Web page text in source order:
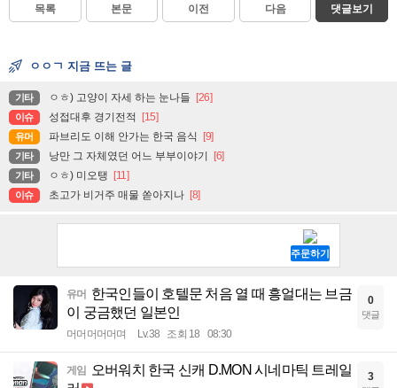
목록 본문 이전 다음 댓글보기
ㅇㅇㄱ 지금 뜨는 글
기타 ㅇㅎ) 고양이 자세 하는 눈나들 [26]
이슈 성접대후 경기전적 [15]
유머 파브리도 이해 안가는 한국 음식 [9]
기타 낭만 그 자체였던 어느 부부이야기 [6]
기타 ㅇㅎ) 미오탱 [11]
이슈 초고가 비거주 매물 쏟아지나 [8]
유머 한국인들이 호텔문 처음 열 때 흥얼대는 브금
이 궁금했던 일본인
머머머머머며 Lv.38 조회 18 08:30
0
댓글
게임 오버워치 한국 신캐 D.MON 시네마틱 트레일
3